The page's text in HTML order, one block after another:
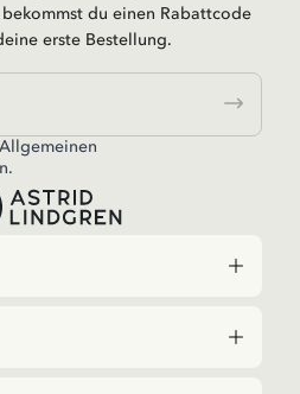
du einen Rabattcode
erste Bestellung.
Allgemeinen